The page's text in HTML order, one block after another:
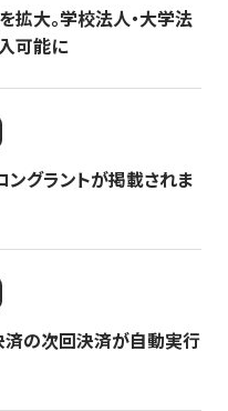
拡大。学校法人・大学法
可能に
ングラントが掲載されま
済の次回決済が自動実行